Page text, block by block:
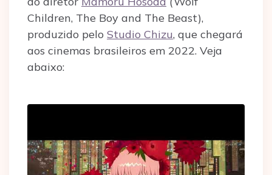
Children, The Boy and The Beast),
produzido pelo Studio Chizu, que chegará
aos cinemas brasileiros em 2022. Veja
abaixo: